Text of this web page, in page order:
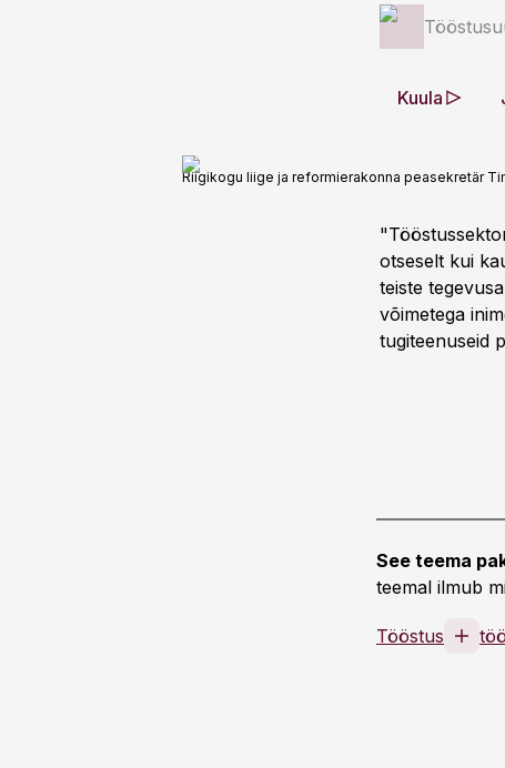
Kuula
Riigikogu liige ja reformierakonna peasekretär
otseselt kui
teiste
võimetega
tugiteenuseid
See teema
teemal ilmub
Tööstus